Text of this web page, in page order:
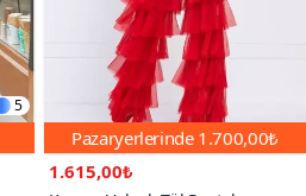
5
Pazaryerlerinde 1.700,00₺
1.615,00₺